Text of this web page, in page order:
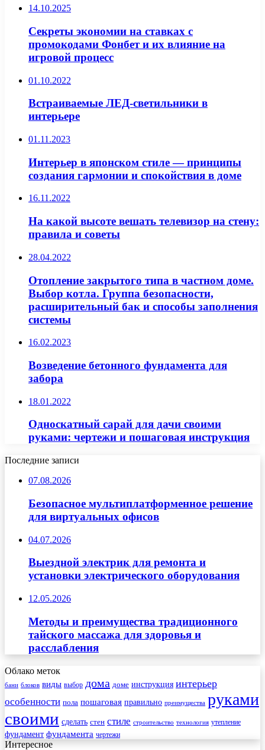
14.10.2025
Секреты экономии на ставках с
промокодами Фонбет и их влияние на
игровой процесс
01.10.2022
Встраиваемые ЛЕД-светильники в
интерьере
01.11.2023
Интерьер в японском стиле — принципы
создания гармонии и спокойствия в доме
16.11.2022
На какой высоте вешать телевизор на стену:
правила и советы
28.04.2022
Отопление закрытого типа в частном доме.
Выбор котла. Группа безопасности,
расширительный бак и способы заполнения
системы
16.02.2023
Возведение бетонного фундамента для
забора
18.01.2022
Односкатный сарай для дачи своими
руками: чертежи и пошаговая инструкция
Последние записи
07.08.2026
Безопасное мультиплатформенное решение
для виртуальных офисов
04.07.2026
Выездной электрик для ремонта и
установки электрического оборудования
12.05.2026
Методы и преимущества традиционного
тайского массажа для здоровья и
расслабления
Облако меток
бани блоков виды выбор дома доме инструкция интерьер
особенности пола пошаговая правильно преимущества руками
своими сделать стен стиле строительство технология утепление
фундамент фундамента чертежи
Интересное